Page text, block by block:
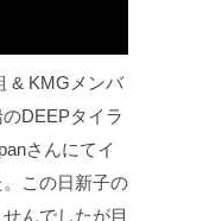
& KMGメンバ
DEEPタイラ
さんにてイ
この日新子の
んでしたが目